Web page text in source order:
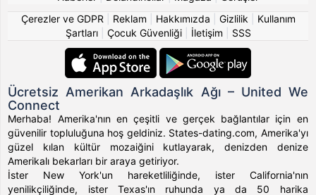
Çerezler ve GDPR
Reklam Hakkımızda Gizlilik
Kullanım
Şartları| Çocuk Güvenliği| İletişim SSS
Ücretsiz Amerikan Arkadaşlık Ağı – United We
Connect
Merhaba! Amerika'nın en çeşitli ve gerçek bağlantılar için en
güvenilir topluluğuna hoş geldiniz. States-dating.com, Amerika'yı
güzel kılan kültür mozaiğini kutlayarak, denizden denize
Amerikalı bekarları bir araya getiriyor.
İster New York'un hareketliliğinde, ister California'nın
yenilikçiliğinde, ister Texas'ın ruhunda ya da 50 harika